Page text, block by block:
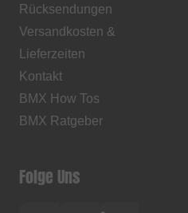
Rücksendungen
Versandkosten &
Lieferzeiten
Kontakt
BMX How Tos
BMX Ratgeber
Folge Uns